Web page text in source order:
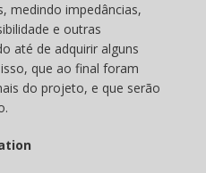
medindo impedâncias,
e outras
até de adquirir alguns
que ao final foram
do projeto, e que serão